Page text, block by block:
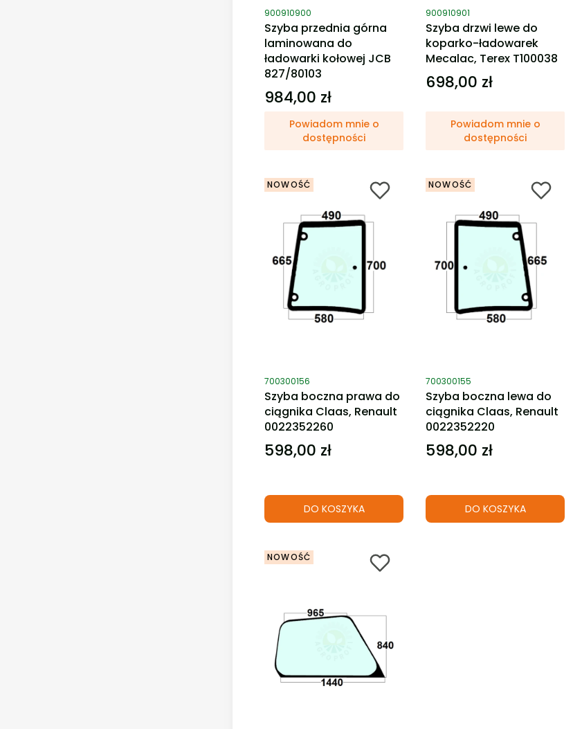
Kod produktu
900910900
Szyba przednia górna
laminowana do
ładowarki kołowej JCB
827/80103
Cena
984,00 zł
Powiadom mnie o
dostępności
Kod produktu
900910901
Szyba drzwi lewe do
koparko-ładowarek
Mecalac, Terex T100038
Cena
698,00 zł
Powiadom mnie o
dostępności
NOWOŚĆ
Kod produktu
700300156
Szyba boczna prawa do
ciągnika Claas, Renault
0022352260
Cena
598,00 zł
DO KOSZYKA
NOWOŚĆ
Kod produktu
700300155
Szyba boczna lewa do
ciągnika Claas, Renault
0022352220
Cena
598,00 zł
DO KOSZYKA
NOWOŚĆ